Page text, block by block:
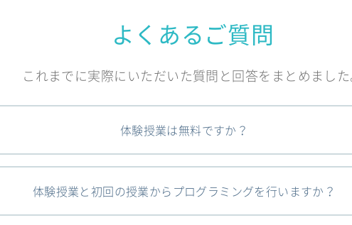
よくあるご質問
これまでに実際にいただいた質問と回答をまとめまし
体験授業は無料ですか？
体験授業と初回の授業からプログラミングを行いますか？